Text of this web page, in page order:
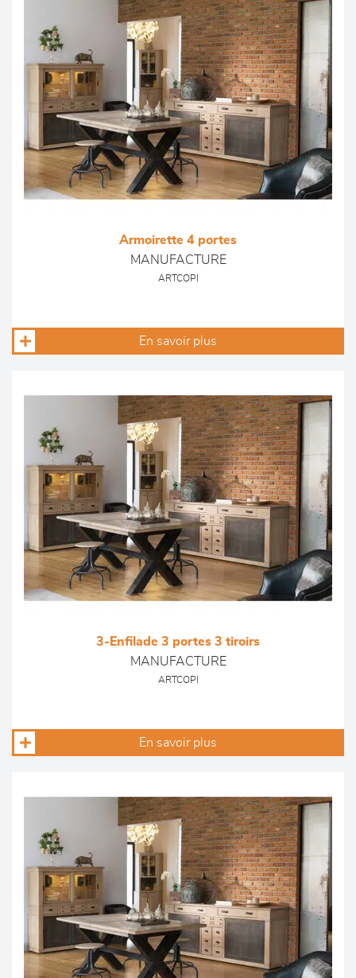
Armoirette 4 portes
MANUFACTURE
ARTCOPI
En savoir plus
3-Enfilade 3 portes 3 tiroirs
MANUFACTURE
ARTCOPI
En savoir plus